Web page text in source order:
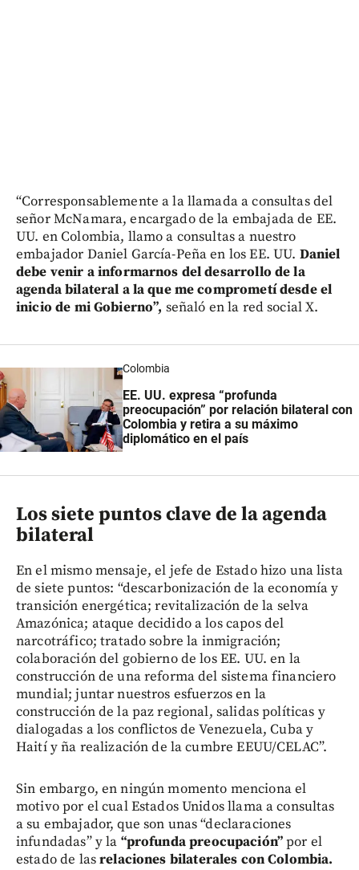
“Corresponsablemente a la llamada a consultas del
señor McNamara, encargado de la embajada de EE.
UU. en Colombia, llamo a consultas a nuestro
embajador Daniel García-Peña en los EE. UU. Daniel
debe venir a informarnos del desarrollo de la
agenda bilateral a la que me comprometí desde el
inicio de mi Gobierno”, señaló en la red social X.
Colombia
EE. UU. expresa “profunda
preocupación” por relación bilateral con
Colombia y retira a su máximo
diplomático en el país
Los siete puntos clave de la agenda
bilateral
En el mismo mensaje, el jefe de Estado hizo una lista
de siete puntos: “descarbonización de la economía y
transición energética; revitalización de la selva
Amazónica; ataque decidido a los capos del
narcotráfico; tratado sobre la inmigración;
colaboración del gobierno de los EE. UU. en la
construcción de una reforma del sistema financiero
mundial; juntar nuestros esfuerzos en la
construcción de la paz regional, salidas políticas y
dialogadas a los conflictos de Venezuela, Cuba y
Haití y ña realización de la cumbre EEUU/CELAC”.
Sin embargo, en ningún momento menciona el
motivo por el cual Estados Unidos llama a consultas
a su embajador, que son unas “declaraciones
infundadas” y la “profunda preocupación”por el
estado de lasrelaciones bilaterales con Colombia.